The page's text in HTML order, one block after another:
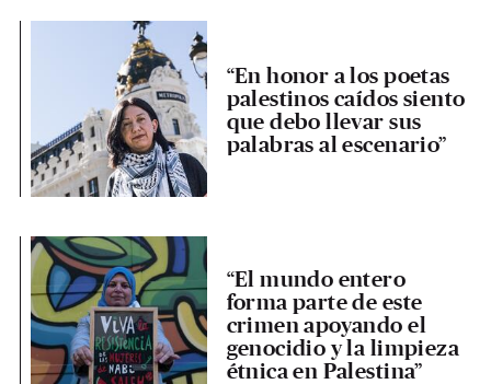
“En honor a los poetas
palestinos caídos siento
que debo llevar sus
palabras al escenario”
“El mundo entero
forma parte de este
crimen apoyando el
genocidio y la limpieza
étnica en Palestina”